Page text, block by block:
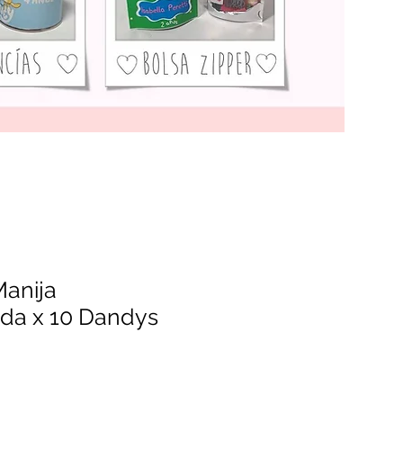
x 10 Dandys